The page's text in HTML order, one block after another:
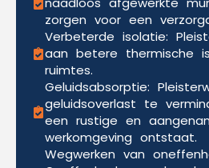
zorgen voor een
Verbeterde isolatie:
aan betere thermische
ruimtes.
Geluidsabsorptie:
geluidsoverlast te
een rustige en
werkomgeving ontstaat.
Wegwerken van